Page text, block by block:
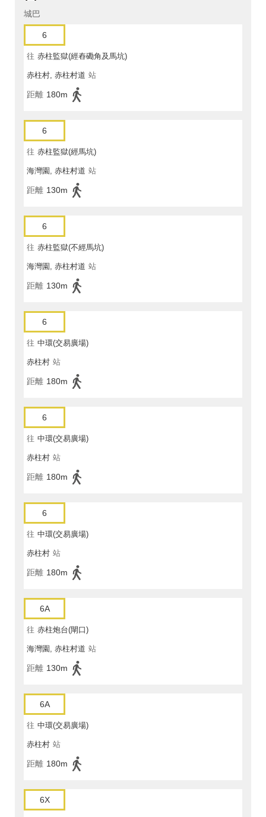
城巴
6
往 赤柱監獄(經舂磡角及馬坑)
赤柱村, 赤柱村道 站
距離 180m
6
往 赤柱監獄(經馬坑)
海灣園, 赤柱村道 站
距離 130m
6
往 赤柱監獄(不經馬坑)
海灣園, 赤柱村道 站
距離 130m
6
往 中環(交易廣場)
赤柱村 站
距離 180m
6
往 中環(交易廣場)
赤柱村 站
距離 180m
6
往 中環(交易廣場)
赤柱村 站
距離 180m
6A
往 赤柱炮台(閘口)
海灣園, 赤柱村道 站
距離 130m
6A
往 中環(交易廣場)
赤柱村 站
距離 180m
6X